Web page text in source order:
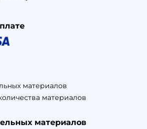
материалов
материалов
материалов